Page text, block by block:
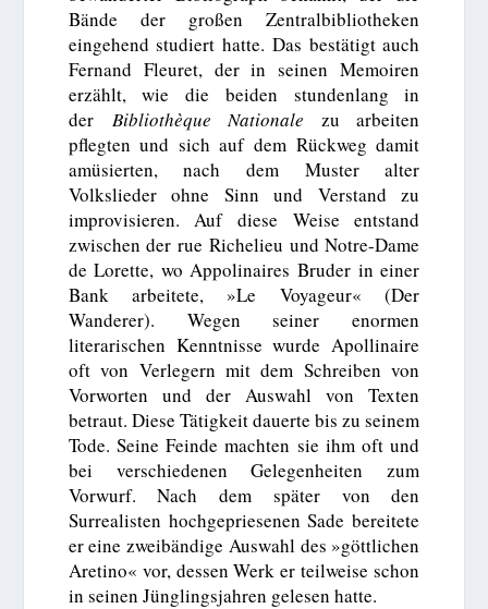
Bände der großen Zentralbibliotheken
eingehend studiert hatte. Das bestätigt auch
Fernand Fleuret, der in seinen Memoiren
erzählt, wie die beiden stundenlang in
der
Bibliothèque Nationale zu arbeiten
pflegten und sich auf dem Rückweg damit
amüsierten, nach dem Muster alter
Volkslieder ohne Sinn und Verstand zu
improvisieren. Auf diese Weise entstand
zwischen der rue Richelieu und Notre-Dame
de Lorette, wo Appolinaires Bruder in einer
Bank arbeitete, »Le Voyageur« (Der
Wanderer). Wegen seiner enormen
literarischen Kenntnisse wurde Apollinaire
oft von Verlegern mit dem Schreiben von
Vorworten und der Auswahl von Texten
betraut. Diese Tätigkeit dauerte bis zu seinem
Tode. Seine Feinde machten sie ihm oft und
bei verschiedenen Gelegenheiten zum
Vorwurf. Nach dem später von den
Surrealisten hochgepriesenen Sade bereitete
er eine zweibändige Auswahl des »göttlichen
Aretino« vor, dessen Werk er teilweise schon
in seinen Jünglingsjahren gelesen hatte.